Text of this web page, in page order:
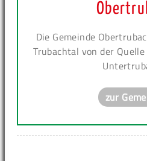
Die Gemeinde
Trubachtal von der
zur